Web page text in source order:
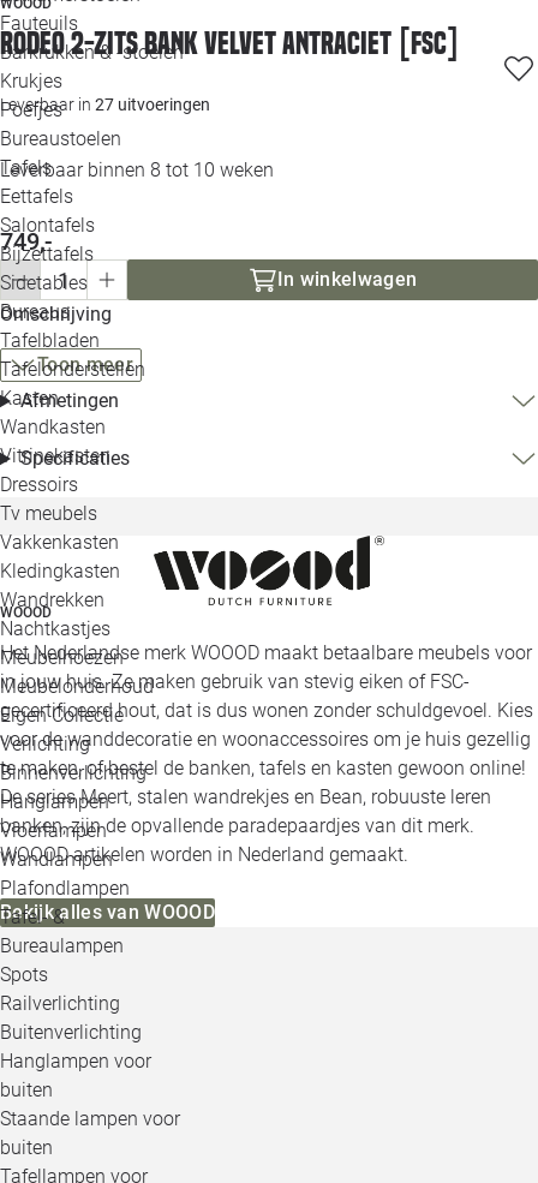
Fauteuils
Barkrukken & -stoelen
Krukjes
Poefjes
Bureaustoelen
Tafels
Eettafels
Salontafels
Bijzettafels
Sidetables
Bureaus
Tafelbladen
Tafelonderstellen
Kasten
Wandkasten
Vitrinekasten
Dressoirs
Tv meubels
Vakkenkasten
Kledingkasten
Wandrekken
Nachtkastjes
Meubelhoezen
Meubelonderhoud
Eigen Collectie
Verlichting
Binnenverlichting
Hanglampen
Vloerlampen
Wandlampen
Plafondlampen
Tafel- &
Bureaulampen
Spots
Railverlichting
Buitenverlichting
Hanglampen voor
buiten
Staande lampen voor
buiten
Tafellampen voor
WOOOD
Rodeo 2-zits bank velvet antraciet [fsc]
Leverbaar in 27 uitvoeringen
Leverbaar binnen 8 tot 10 weken
749,-
In winkelwagen
Omschrijving
Toon meer
Afmetingen
Specificaties
WOOOD
Het Nederlandse merk WOOOD maakt betaalbare meubels voor
in jouw huis. Ze maken gebruik van stevig eiken of FSC-
gecertificeerd hout, dat is dus wonen zonder schuldgevoel. Kies
voor de wanddecoratie en woonaccessoires om je huis gezellig
te maken, of bestel de banken, tafels en kasten gewoon online!
De series Meert, stalen wandrekjes en Bean, robuuste leren
banken, zijn de opvallende paradepaardjes van dit merk.
WOOOD artikelen worden in Nederland gemaakt.
Bekijk alles van WOOOD